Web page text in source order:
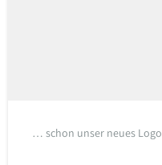
… schon unser neues